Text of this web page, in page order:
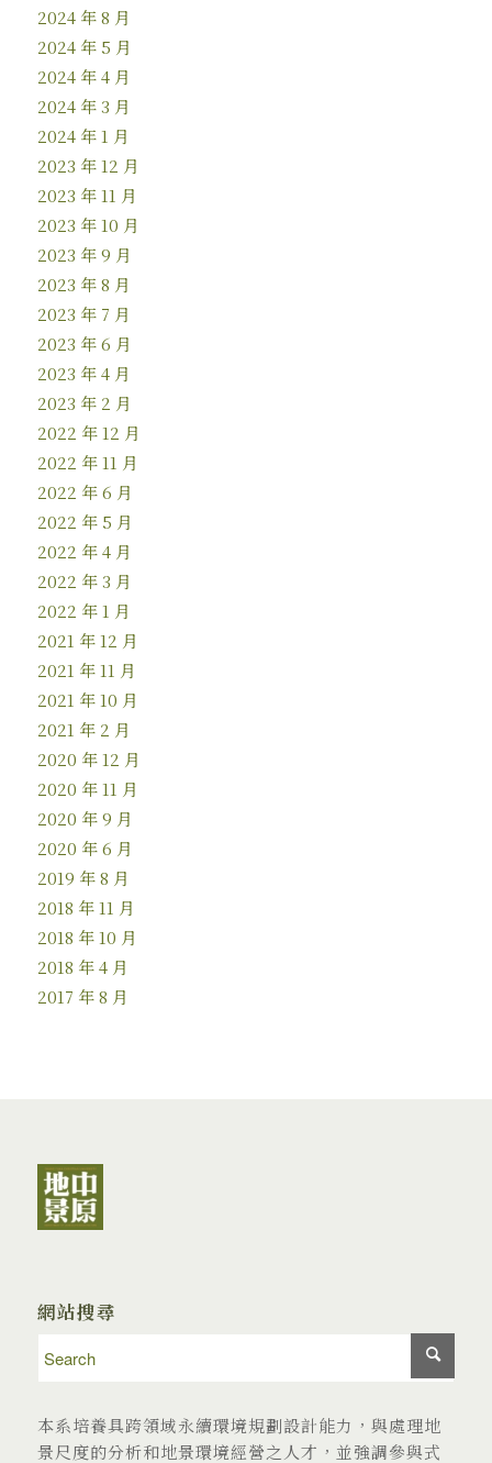
2024 年 8 月
2024 年 5 月
2024 年 4 月
2024 年 3 月
2024 年 1 月
2023 年 12 月
2023 年 11 月
2023 年 10 月
2023 年 9 月
2023 年 8 月
2023 年 7 月
2023 年 6 月
2023 年 4 月
2023 年 2 月
2022 年 12 月
2022 年 11 月
2022 年 6 月
2022 年 5 月
2022 年 4 月
2022 年 3 月
2022 年 1 月
2021 年 12 月
2021 年 11 月
2021 年 10 月
2021 年 2 月
2020 年 12 月
2020 年 11 月
2020 年 9 月
2020 年 6 月
2019 年 8 月
2018 年 11 月
2018 年 10 月
2018 年 4 月
2017 年 8 月
網站搜尋
本系培養具跨領域永續環境規劃設計能力，與處理地
景尺度的分析和地景環境經營之人才，並強調參與式